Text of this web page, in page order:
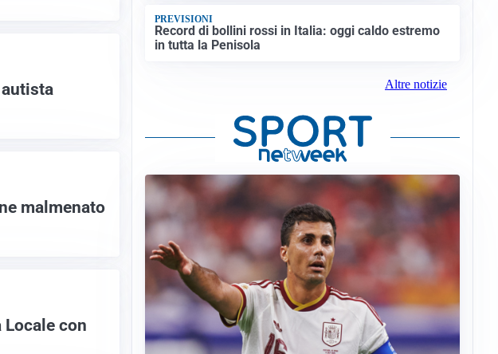
malmenato
con
PREVISIONI
Record di bollini rossi in Italia: oggi caldo estremo
in tutta la Penisola
Altre notizie